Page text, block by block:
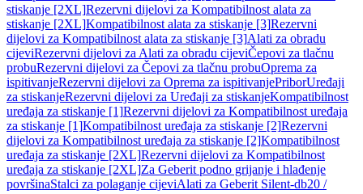
stiskanje [2XL]Rezervni dijelovi za Kompatibilnost alata za
stiskanje [2XL]Kompatibilnost alata za stiskanje [3]Rezervni
dijelovi za Kompatibilnost alata za stiskanje [3]Alati za obradu
cijeviRezervni dijelovi za Alati za obradu cijeviČepovi za tlačnu
probuRezervni dijelovi za Čepovi za tlačnu probuOprema za
ispitivanjeRezervni dijelovi za Oprema za ispitivanjePriborUređaji
za stiskanjeRezervni dijelovi za Uređaji za stiskanjeKompatibilnost
uređaja za stiskanje [1]Rezervni dijelovi za Kompatibilnost uređaja
za stiskanje [1]Kompatibilnost uređaja za stiskanje [2]Rezervni
dijelovi za Kompatibilnost uređaja za stiskanje [2]Kompatibilnost
uređaja za stiskanje [2XL]Rezervni dijelovi za Kompatibilnost
uređaja za stiskanje [2XL]Za Geberit podno grijanje i hlađenje
površinaStalci za polaganje cijeviAlati za Geberit Silent-db20 /